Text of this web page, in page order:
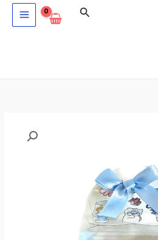
البحث